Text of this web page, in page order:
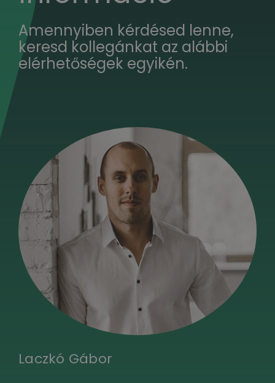
Amennyiben kérdésed lenne,
keresd kollegánkat az alábbi
elérhetőségek egyikén.
Laczkó Gábor